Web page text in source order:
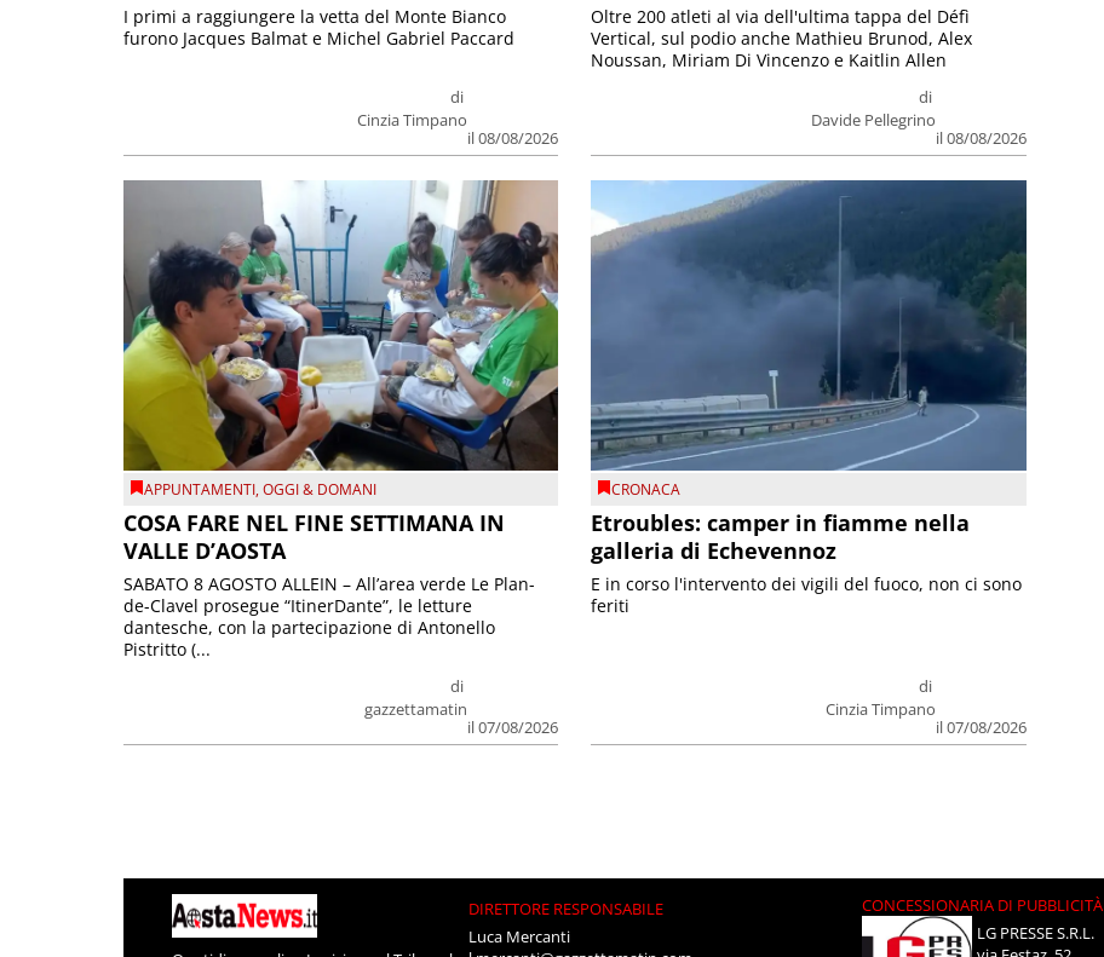
di
Cinzia Timpano
il 08/08/2026
I primi a raggiungere la vetta del Monte Bianco
furono Jacques Balmat e Michel Gabriel Paccard
di
Davide Pellegrino
il 08/08/2026
Oltre 200 atleti al via dell'ultima tappa del Défì
Vertical, sul podio anche Mathieu Brunod, Alex
Noussan, Miriam Di Vincenzo e Kaitlin Allen
APPUNTAMENTI,OGGI & DOMANI
COSA FARE NEL FINE SETTIMANA IN
VALLE D’AOSTA
di
gazzettamatin
il 07/08/2026
SABATO 8 AGOSTO ALLEIN – All’area verde Le Plan-
de-Clavel prosegue “ItinerDante”, le letture
dantesche, con la partecipazione di Antonello
Pistritto (...
CRONACA
Etroubles: camper in fiamme nella
galleria di Echevennoz
di
Cinzia Timpano
il 07/08/2026
E in corso l'intervento dei vigili del fuoco, non ci sono
feriti
DIRETTORE RESPONSABILE
Luca Mercanti
CONCESSIONARIA DI PUBBLICITÀ
LG PRESSE S.R.L.